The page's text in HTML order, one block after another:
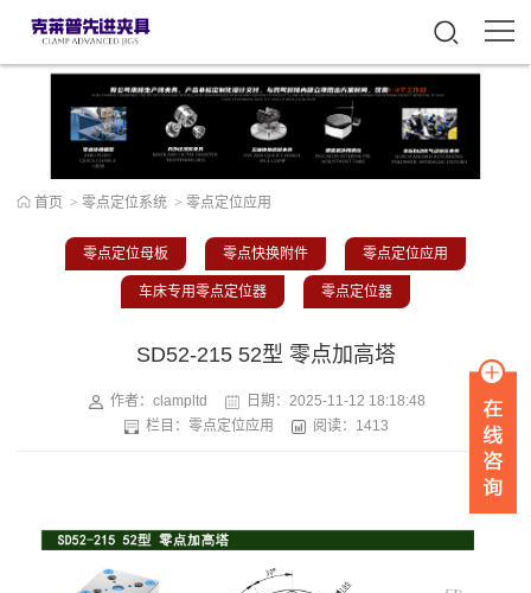
首页 > 零点定位系统 > 零点定位应用
零点定位母板 零点快换附件 零点定位应用
车床专用零点定位器 零点定位器
SD52-215 52型 零点加高塔
作者：clampltd 日期： 2025-11-12 18:18:48
栏目： 零点定位应用 阅读：1413